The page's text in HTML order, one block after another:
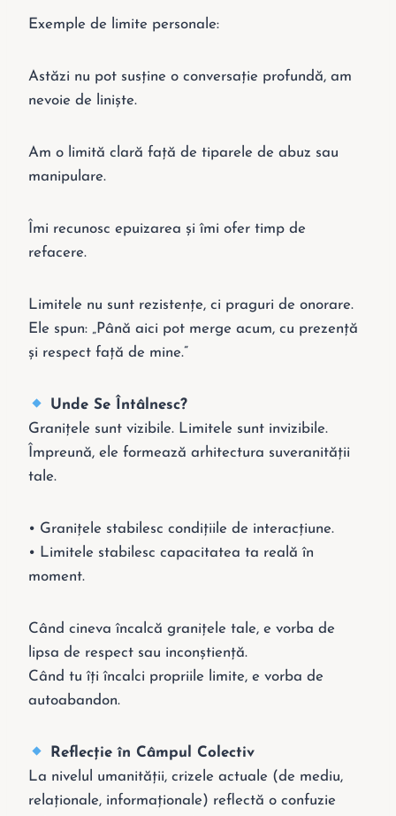
Exemple de limite personale:
Astăzi nu pot susține o conversație profundă, am
nevoie de liniște.
Am o limită clară față de tiparele de abuz sau
manipulare.
Îmi recunosc epuizarea și îmi ofer timp de
refacere.
Limitele nu sunt rezistențe, ci praguri de onorare.
Ele spun: „Până aici pot merge acum, cu prezență
și respect față de mine.”
Unde Se Întâlnesc?
Granițele sunt vizibile. Limitele sunt invizibile.
Împreună, ele formează arhitectura suveranității
tale.
•⁠ ⁠Granițele stabilesc condițiile de interacțiune.
•⁠ ⁠Limitele stabilesc capacitatea ta reală în
moment.
Când cineva încalcă granițele tale, e vorba de
lipsa de respect sau inconștiență.
Când tu îți încalci propriile limite, e vorba de
autoabandon.
Reflecție în Câmpul Colectiv
La nivelul umanității, crizele actuale (de mediu,
relaționale, informaționale) reflectă o confuzie